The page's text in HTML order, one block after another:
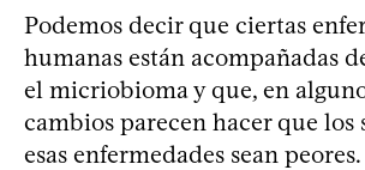
Podemos decir que ciertas
humanas están acompañadas
el micriobioma y que, en
cambios parecen hacer que los
esas enfermedades sean